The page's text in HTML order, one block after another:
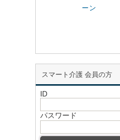
ーン
スマート介護 会員の方
ID
パスワード